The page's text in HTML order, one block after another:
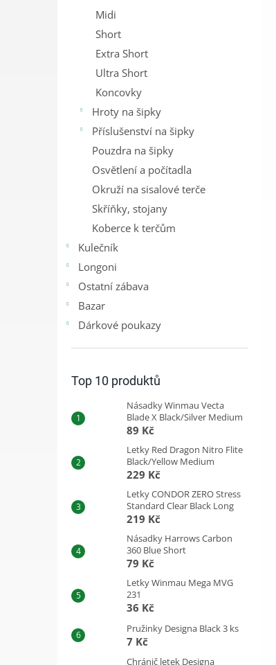
Midi
Short
Extra Short
Ultra Short
Koncovky
Hroty na šipky
Příslušenství na šipky
Pouzdra na šipky
Osvětlení a počítadla
Okruží na sisalové terče
Skříňky, stojany
Koberce k terčům
Kulečník
Longoni
Ostatní zábava
Bazar
Dárkové poukazy
Top 10 produktů
Násadky Winmau Vecta
Blade X Black/Silver Medium
89 Kč
Letky Red Dragon Nitro Flite
Black/Yellow Medium
229 Kč
Letky CONDOR ZERO Stress
Standard Clear Black Long
219 Kč
Násadky Harrows Carbon
360 Blue Short
79 Kč
Letky Winmau Mega MVG
231
36 Kč
Pružinky Designa Black 3 ks
7 Kč
Chránič letek Designa